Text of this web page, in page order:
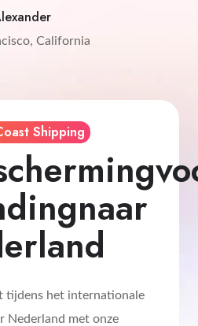
California
Shipping
tijdens het internationale
Nederland met onze